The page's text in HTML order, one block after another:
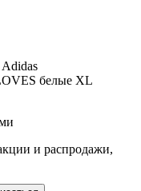
белые XL
и распродажи,